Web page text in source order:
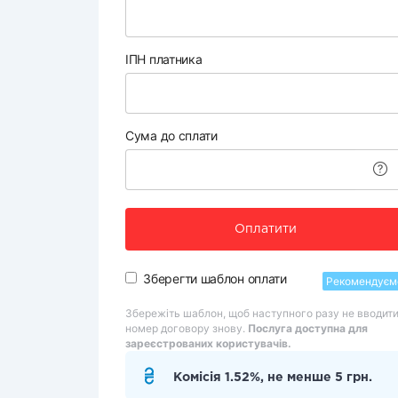
ІПН платника
Сума до сплати
Оплатити
Зберегти шаблон оплати
Збережіть шаблон, щоб наступного разу не вводити
номер договору знову. Послуга доступна для
зареєстрованих користувачів.
Комісія 1.52%, не менше 5 грн.